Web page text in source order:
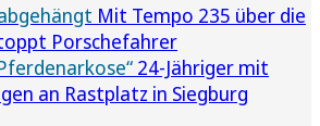
Mit Tempo 235 über die
Porschefahrer
24-Jähriger mit
an Rastplatz in Siegburg